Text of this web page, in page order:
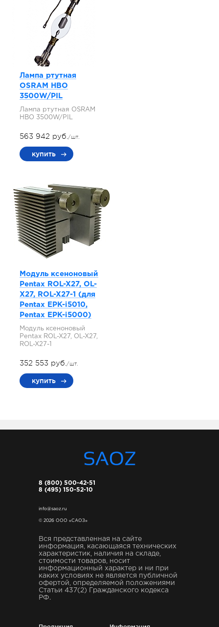
Лампа ртутная
OSRAM HBO
3500W/PIL
Лампа ртутная OSRAM
HBO 3500W/PIL
563 942 руб./шт.
купить
Модуль ксеноновый
Pentax ROL-X27, OL-
X27, ROL-X27-1 (для
Pentax EPK-i5010,
Pentax EPK-i5000)
Модуль ксеноновый
Pentax ROL-X27, OL-X27,
ROL-X27-1
352 553 руб./шт.
купить
8 (800) 500-42-51
8 (495) 150-52-10
info@saoz.ru
© 2026 ООО «САОЗ»
Вся представленная на сайте
информация, касающаяся технических
характеристик, наличия на складе,
стоимости товаров, носит
информационный характер и ни при
каких условиях не является публичной
офертой, определяемой положениями
Статьи 437(2) Гражданского кодекса
РФ.